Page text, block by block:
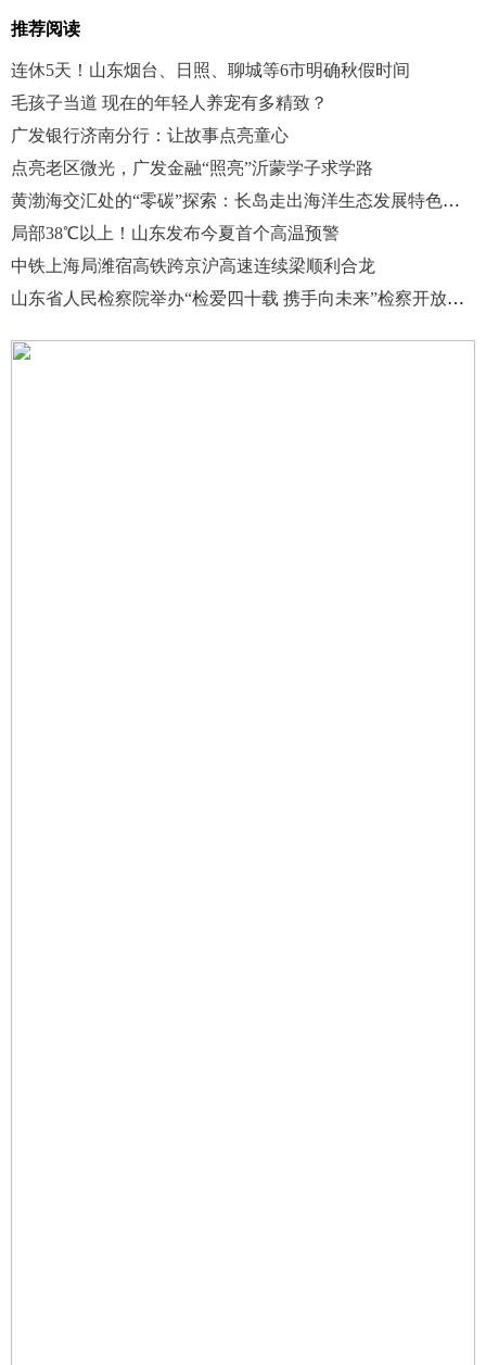
推荐阅读
连休5天！山东烟台、日照、聊城等6市明确秋假时间
毛孩子当道 现在的年轻人养宠有多精致？
广发银行济南分行：让故事点亮童心
点亮老区微光，广发金融“照亮”沂蒙学子求学路
黄渤海交汇处的“零碳”探索：长岛走出海洋生态发展特色路径
局部38℃以上！山东发布今夏首个高温预警
中铁上海局潍宿高铁跨京沪高速连续梁顺利合龙
山东省人民检察院举办“检爱四十载 携手向未来”检察开放日活动